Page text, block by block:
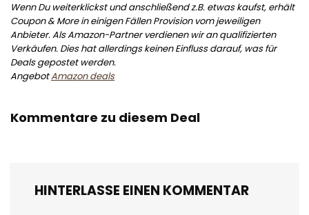
Wenn Du weiterklickst und anschließend z.B. etwas kaufst, erhält
Coupon & More in einigen Fällen Provision vom jeweiligen
Anbieter. Als Amazon-Partner verdienen wir an qualifizierten
Verkäufen. Dies hat allerdings keinen Einfluss darauf, was für
Deals gepostet werden.
AngebotAmazon deals
Kommentare zu diesem Deal
HINTERLASSE EINEN KOMMENTAR